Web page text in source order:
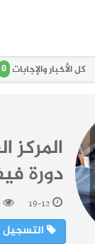
كل الأخبار والإجابات 0
دورة
19-12
3379
التسجيل